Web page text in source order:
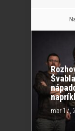
mar 17,